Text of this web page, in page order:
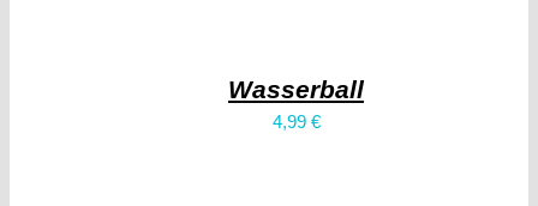
Wasserball
4,99 €